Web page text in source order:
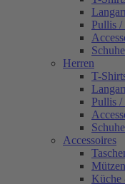
Pullis /
Schuhe
Herren
T-
Pullis /
Schuhe
Accessoires
Küche